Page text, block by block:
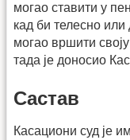
могао ставити у
кад би телесно
могао вршити
тада је доносио
Састав
Касациони суд је